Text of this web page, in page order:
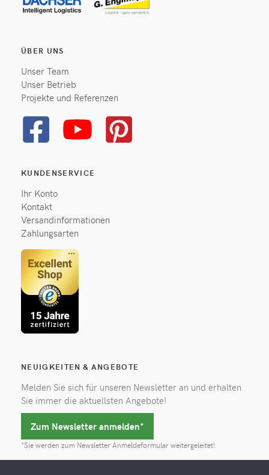
ÜBER UNS
Unser Team
Unser Betrieb
Projekte und Referenzen
KUNDENSERVICE
Ihr Konto
Kontakt
Versandinformationen
Zahlungsarten
NEUIGKEITEN & ANGEBOTE
Melden Sie sich für unseren Newsletter an und erhalten
Sie immer die aktuellsten Angebote!
Zum Newsletter anmelden*
*Sie werden zum Newsletter Anmeldeformular weitergeleitet!